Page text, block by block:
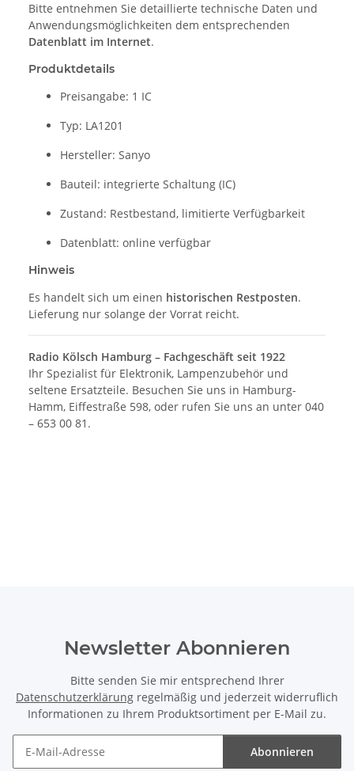
Bitte entnehmen Sie detaillierte technische Daten und
Anwendungsmöglichkeiten dem entsprechenden
Datenblatt im Internet.
Produktdetails
Preisangabe: 1 IC
Typ: LA1201
Hersteller: Sanyo
Bauteil: integrierte Schaltung (IC)
Zustand: Restbestand, limitierte Verfügbarkeit
Datenblatt: online verfügbar
Hinweis
Es handelt sich um einen historischen Restposten.
Lieferung nur solange der Vorrat reicht.
Radio Kölsch Hamburg – Fachgeschäft seit 1922
Ihr Spezialist für Elektronik, Lampenzubehör und
seltene Ersatzteile. Besuchen Sie uns in Hamburg-
Hamm, Eiffestraße 598, oder rufen Sie uns an unter 040
– 653 00 81.
Newsletter Abonnieren
Bitte senden Sie mir entsprechend Ihrer
Datenschutzerklärung regelmäßig und jederzeit widerruflich
Informationen zu Ihrem Produktsortiment per E-Mail zu.
Abonnieren